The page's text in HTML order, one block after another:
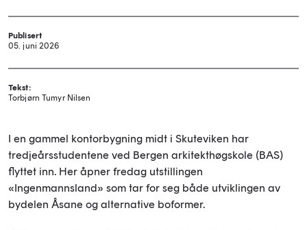
Publisert
05. juni 2026
Tekst:
Torbjørn Tumyr Nilsen
I en gammel kontorbygning midt i Skuteviken har
tredjeårsstudentene ved Bergen arkitekthøgskole (BAS)
flyttet inn. Her åpner fredag utstillingen
«Ingenmannsland» som tar for seg både utviklingen av
bydelen Åsane og alternative boformer.